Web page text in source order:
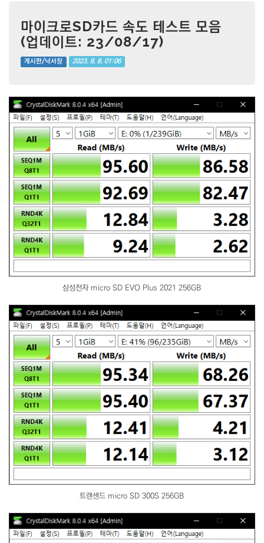
마이크로SD카드 속도 테스트 모음
(업데이트: 23/08/17)
게시판/낙서장 2023. 8. 8. 01:06
삼성전자 micro SD EVO Plus 2021 256GB
트랜센드 micro SD 300S 256GB